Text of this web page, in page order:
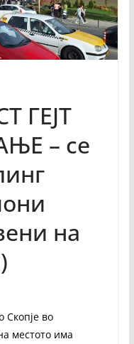
ГЕЈТ
– се
на
Скопје во
местото има